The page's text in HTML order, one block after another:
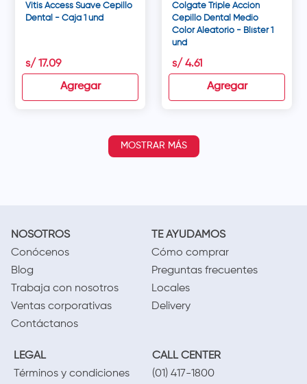
Vitis Access Suave Cepillo
Dental - Caja 1 und
s/ 17.09
Agregar
Colgate Triple Acción
Cepillo Dental Medio
Color Aleatorio - Blíster 1
und
s/ 4.61
Agregar
MOSTRAR MÁS
NOSOTROS
Conócenos
Blog
Trabaja con nosotros
Ventas corporativas
Contáctanos
TE AYUDAMOS
Cómo comprar
Preguntas frecuentes
Locales
Delivery
LEGAL
Términos y condiciones
CALL CENTER
(01) 417-1800